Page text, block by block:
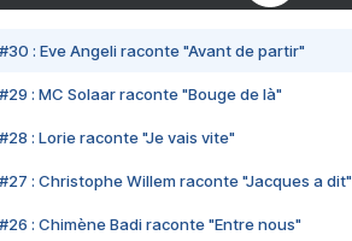
#30 : Eve Angeli raconte "Avant de partir"
#29 : MC Solaar raconte "Bouge de là"
#28 : Lorie raconte "Je vais vite"
#27 : Christophe Willem raconte "Jacques a dit"
#26 : Chimène Badi raconte "Entre nous"